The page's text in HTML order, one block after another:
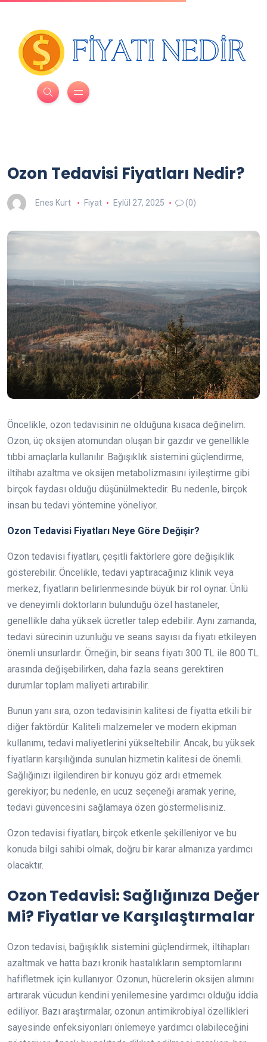
Ozon Tedavisi Fiyatları Nedir?
Enes Kurt Fiyat Eylül 27, 2025 (0)
Öncelikle, ozon tedavisinin ne olduğuna kısaca değinelim.
Ozon, üç oksijen atomundan oluşan bir gazdır ve genellikle
tıbbi amaçlarla kullanılır. Bağışıklık sistemini güçlendirme,
iltihabı azaltma ve oksijen metabolizmasını iyileştirme gibi
birçok faydası olduğu düşünülmektedir. Bu nedenle, birçok
insan bu tedavi yöntemine yöneliyor.
Ozon Tedavisi Fiyatları Neye Göre Değişir?
Ozon tedavisi fiyatları, çeşitli faktörlere göre değişiklik
gösterebilir. Öncelikle, tedavi yaptıracağınız klinik veya
merkez, fiyatların belirlenmesinde büyük bir rol oynar. Ünlü
ve deneyimli doktorların bulunduğu özel hastaneler,
genellikle daha yüksek ücretler talep edebilir. Aynı zamanda,
tedavi sürecinin uzunluğu ve seans sayısı da fiyatı etkileyen
önemli unsurlardır. Örneğin, bir seans fiyatı 300 TL ile 800 TL
arasında değişebilirken, daha fazla seans gerektiren
durumlar toplam maliyeti artırabilir.
Bunun yanı sıra, ozon tedavisinin kalitesi de fiyatta etkili bir
diğer faktördür. Kaliteli malzemeler ve modern ekipman
kullanımı, tedavi maliyetlerini yükseltebilir. Ancak, bu yüksek
fiyatların karşılığında sunulan hizmetin kalitesi de önemli.
Sağlığınızı ilgilendiren bir konuyu göz ardı etmemek
gerekiyor; bu nedenle, en ucuz seçeneği aramak yerine,
tedavi güvencesini sağlamaya özen göstermelisiniz.
Ozon tedavisi fiyatları, birçok etkenle şekilleniyor ve bu
konuda bilgi sahibi olmak, doğru bir karar almanıza yardımcı
olacaktır.
Ozon Tedavisi: Sağlığınıza Değer
Mi? Fiyatlar ve Karşılaştırmalar
Ozon tedavisi, bağışıklık sistemini güçlendirmek, iltihapları
azaltmak ve hatta bazı kronik hastalıkların semptomlarını
hafifletmek için kullanıyor. Ozonun, hücrelerin oksijen alımını
artırarak vücudun kendini yenilemesine yardımcı olduğu iddia
ediliyor. Bazı araştırmalar, ozonun antimikrobiyal özellikleri
sayesinde enfeksiyonları önlemeye yardımcı olabileceğini